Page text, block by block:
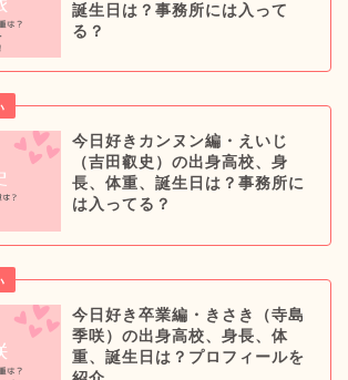
誕生日は？事務所には入って
る？
今日好きカンヌン編・えいじ
（吉田叡史）の出身高校、身
長、体重、誕生日は？事務所に
は入ってる？
今日好き卒業編・きさき（寺島
季咲）の出身高校、身長、体
重、誕生日は？プロフィールを